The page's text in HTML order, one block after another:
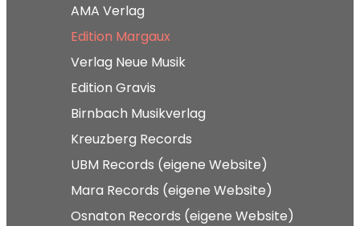
AMA Verlag
Edition Margaux
Verlag Neue Musik
Edition Gravis
Birnbach Musikverlag
Kreuzberg Records
UBM Records (eigene Website)
Mara Records (eigene Website)
Osnaton Records (eigene Website)